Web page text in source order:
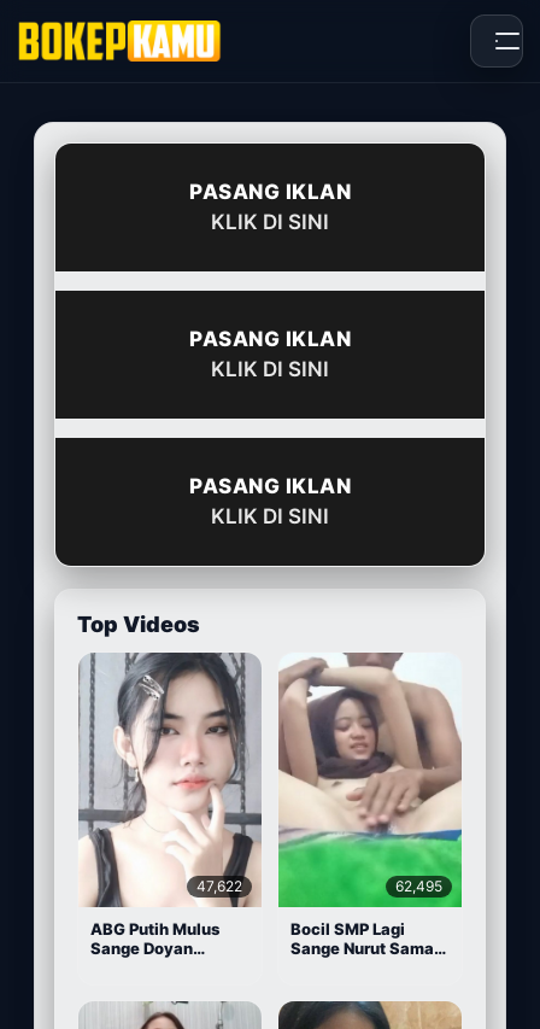
PASANG IKLAN
KLIK DI SINI
PASANG IKLAN
KLIK DI SINI
PASANG IKLAN
KLIK DI SINI
Top Videos
47,622
ABG Putih Mulus
Sange Doyan
62,495
Bocil SMP Lagi
Sange Nurut Sama